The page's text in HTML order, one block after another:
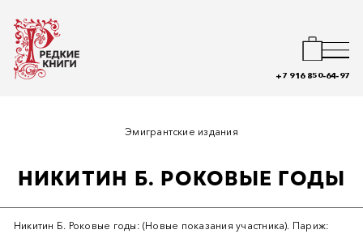
+7 916 850-64-97
Эмигрантские издания
НИКИТИН Б. РОКОВЫЕ ГОДЫ
Никитин Б. Роковые годы: (Новые показания участника). Париж: